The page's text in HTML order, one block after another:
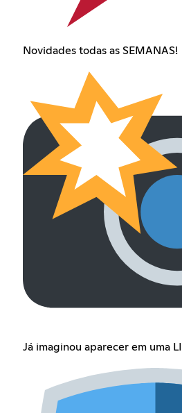
Novidades todas as SEMANAS!
Já imaginou aparecer em uma